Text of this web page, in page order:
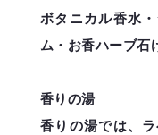
ボタニカル香水
ム・お香ハーブ石
香りの湯
香りの湯では、